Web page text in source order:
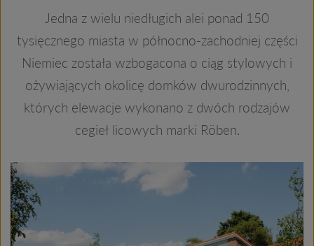
Jedna z wielu niedługich alei ponad 150
tysięcznego miasta w północno-zachodniej części
Niemiec została wzbogacona o ciąg stylowych i
ożywiających okolicę domków dwurodzinnych,
których elewacje wykonano z dwóch rodzajów
cegieł licowych marki Röben.